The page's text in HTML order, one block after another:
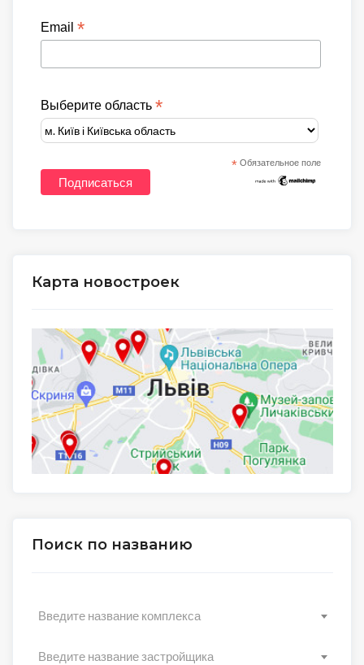
Email *
Выберите область *
* Обязательное поле
Карта новостроек
Поиск по названию
Введите название комплекса
Введите название застройщика